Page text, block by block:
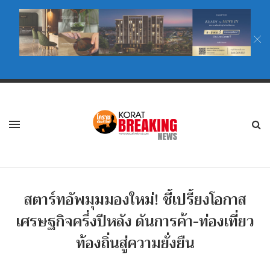
สตาร์ทอัพมุมมองใหม่! ชี้เปรี้ยงโอกาส
เศรษฐกิจครึ่งปีหลัง ดันการค้า-ท่องเที่ยว
ท้องถิ่นสู่ความยั่งยืน